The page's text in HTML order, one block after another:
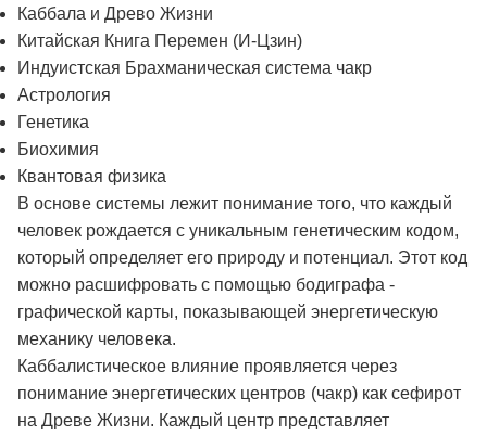
Каббала и Древо Жизни
Китайская Книга Перемен (И-Цзин)
Индуистская Брахманическая система чакр
Астрология
Генетика
Биохимия
Квантовая физика
В основе системы лежит понимание того, что каждый
человек рождается с уникальным генетическим кодом,
который определяет его природу и потенциал. Этот код
можно расшифровать с помощью бодиграфа -
графической карты, показывающей энергетическую
механику человека.
Каббалистическое влияние проявляется через
понимание энергетических центров (чакр) как сефирот
на Древе Жизни. Каждый центр представляет